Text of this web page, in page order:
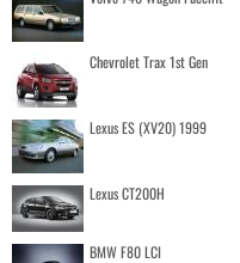
Chevrolet Trax 1st Gen
Lexus ES (XV20) 1999
Lexus CT200H
BMW F80 LCI